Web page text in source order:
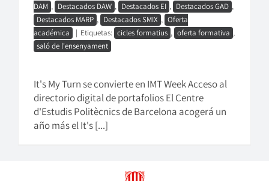
DAM , Destacados DAW , Destacados EI , Destacados GAD ,
Destacados MARP , Destacados SMIX , Oferta
académica
| Etiquetas: cicles formatius , oferta formativa ,
saló de l'ensenyament
It's My Turn se convierte en IMT Week Acceso al
directorio digital de portafolios El Centre
d'Estudis Politècnics de Barcelona acogerá un
año más el It's [...]